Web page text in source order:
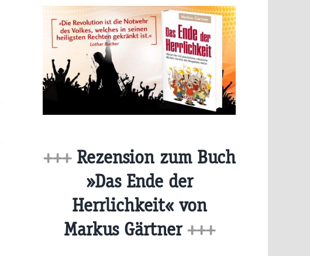
+++ Rezension zum Buch
»Das Ende der
Herrlichkeit« von
Markus Gärtner+++